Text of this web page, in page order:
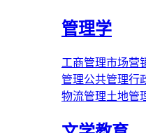
管理学
工商管理市场营
管理公共管理行
物流管理土地管